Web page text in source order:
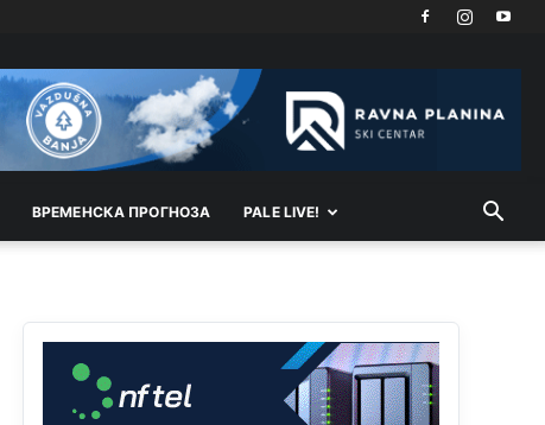
ВРEМEНСКА ПРОГНОЗА PALE LIVE!
Анонимно2806721 11:21
Kosovo je država a manji BH entitet pokrajina.Što
se tiče arapa po Palama i Jahorini,ostavljaju vam
pare a vi se smeškate .Da ne bi možda da vam
šalju poštom a da ne dolaze? Kurko
Анонимно2807791 11:39
Dobro zboris 791,ovaj721 dok nije bilo
interneta,samo mu je porodica znala da je glup!